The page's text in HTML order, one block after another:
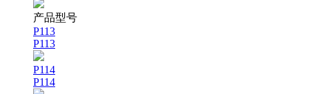
产品型号
P113
P113
P114
P114